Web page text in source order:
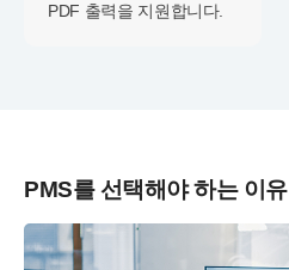
PDF 출력을 지원합니다.
PMS를 선택해야 하는 이유